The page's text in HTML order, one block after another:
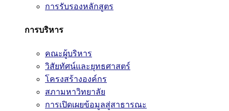
การรับรองหลักสูตร
การบริหาร
คณะผู้บริหาร
วิสัยทัศน์และยุทธศาสตร์
โครงสร้างองค์กร
สภามหาวิทยาลัย
การเปิดเผยข้อมูลสู่สาธารณะ